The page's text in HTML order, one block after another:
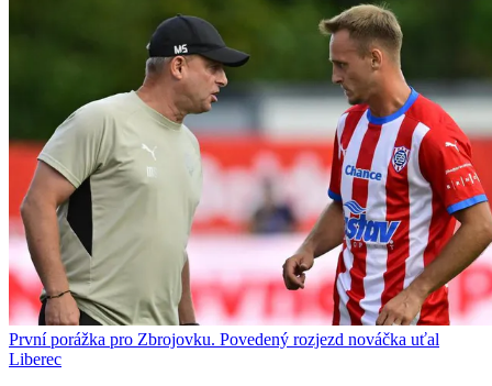
První porážka pro Zbrojovku. Povedený rozjezd nováčka uťal
Liberec